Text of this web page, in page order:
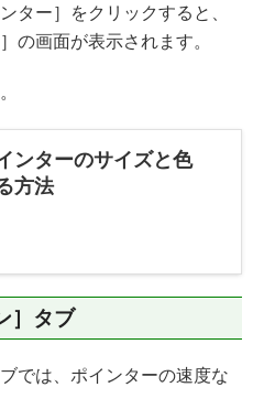
ター］をクリックすると、
の画面が表示されます。
ンターのサイズと色
方法
］タブ
では、ポインターの速度な